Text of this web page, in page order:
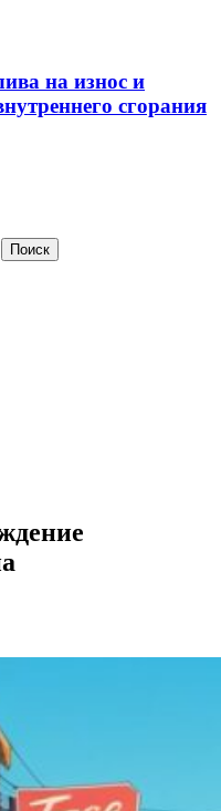
на износ и
сгорания